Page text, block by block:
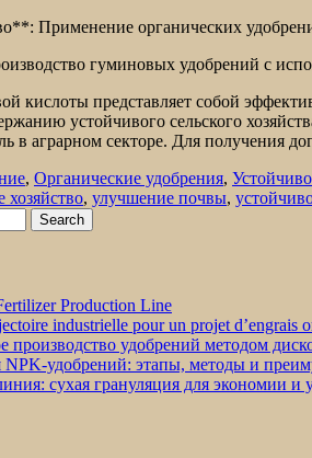
Применение органических
гуминовых удобрений с
кислоты представляет собой
устойчивого сельского
в аграрном секторе. Для получения
, Органические удобрения,
хозяйство, улучшение почвы,
Production Line
industrielle pour un projet d’engrais
производство удобрений методом
NPK-удобрений: этапы, методы и
сухая грануляция для экономии и